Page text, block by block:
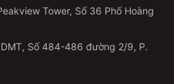
Tower, Số 36 Phố Hoàng
Số 484-486 đường 2/9, P.